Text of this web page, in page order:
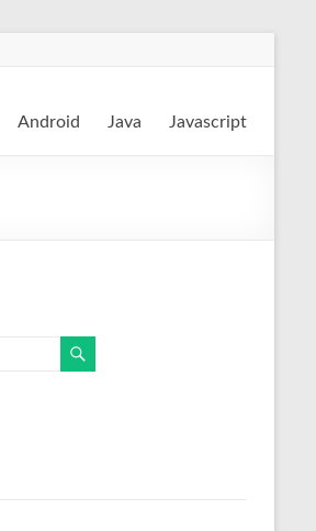
Android Java Javascript